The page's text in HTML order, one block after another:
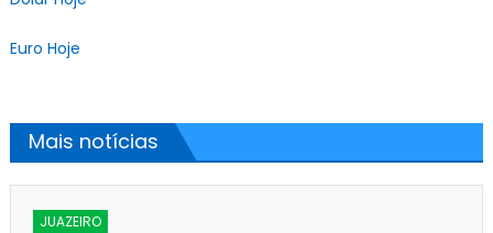
Euro Hoje
Mais notícias
JUAZEIRO